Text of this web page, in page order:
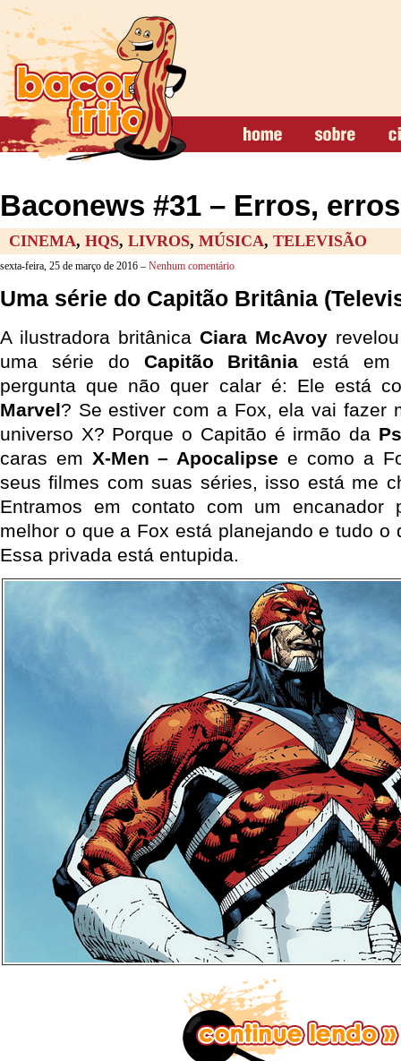
Baconews #31 – Erros,
CINEMA, HQS, LIVROS, MÚSICA, TELEVISÃO
sexta-feira, 25 de março de 2016 – Nenhum comentário
Uma série do Capitão Britânia
A ilustradora britânica Ciara McAvoy
uma série do Capitão Britânia está em
pergunta que não quer calar é: Ele está
Marvel? Se estiver com a Fox, ela vai fazer
universo X? Porque o Capitão é irmão da
caras em X-Men – Apocalipse e como a
seus filmes com suas séries, isso está me
Entramos em contato com um encanador
melhor o que a Fox está planejando e tudo o
Essa privada está entupida.